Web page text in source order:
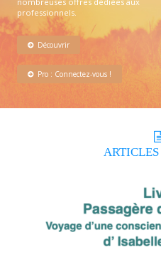
professionnels.
Découvrir
Pro : Connectez-vous !
ARTICLES